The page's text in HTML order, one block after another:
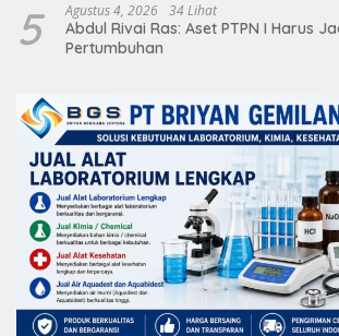
5 Agustus 4, 2026 34 Lihat
Abdul Rivai Ras: Aset PTPN I Harus
Pertumbuhan